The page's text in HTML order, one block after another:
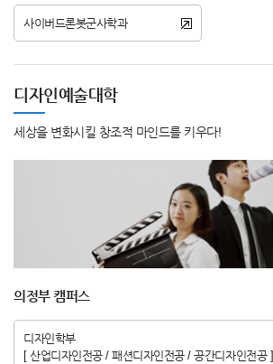
사이버드론봇군사학과
디자인예술대학
세상을 변화시킬 창조적 마인드를 키우다!
의정부 캠퍼스
디자인학부
[ 산업디자인전공 / 패션디자인전공 / 공간디자인전공 ]